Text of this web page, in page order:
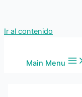
Ir al contenido
Main Menu